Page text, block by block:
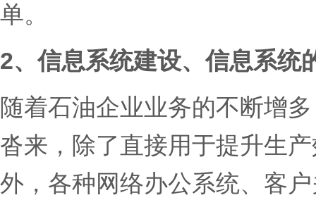
单。
2、信息系统建设、信息系统
随着石油企业业务的不断增
沓来，除了直接用于提升生
外，各种网络办公系统、客